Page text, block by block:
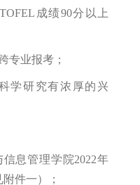
成绩90分以上
专业报考；
学研究有浓厚的兴
息管理学院2022年
件一）；